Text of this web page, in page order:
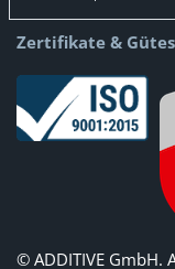
Zertifikate &
© ADDITIVE GmbH.